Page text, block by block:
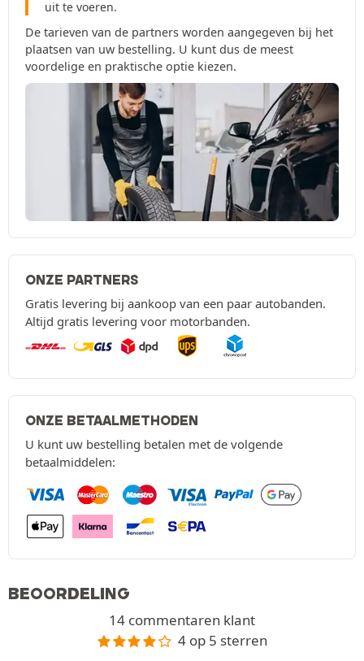
uit te voeren.
De tarieven van de partners worden aangegeven bij het
plaatsen van uw bestelling. U kunt dus de meest
voordelige en praktische optie kiezen.
ONZE PARTNERS
Gratis levering bij aankoop van een paar autobanden.
Altijd gratis levering voor motorbanden.
ONZE BETAALMETHODEN
U kunt uw bestelling betalen met de volgende
betaalmiddelen:
BEOORDELING
14 commentaren klant
4 op 5 sterren